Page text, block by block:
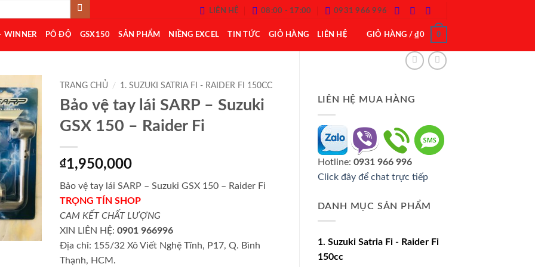
LIÊN HỆ 08:00 - 17:00 0931 966 996
WINNER PÔ ĐỘ GSX150 SẢN PHẨM NIỀNG EXCEL TIN TỨC GIỎ HÀNG LIÊN HỆ GIỎ HÀNG /₫0 0
LIÊN HỆ MUA HÀNG
Hotline: 0931 966 996
Click đây để chat trực tiếp
DANH MỤC SẢN PHẨM
1. Suzuki Satria Fi - Raider Fi
150cc
Add to
Wishlist
TRANG CHỦ / 1. SUZUKI SATRIA FI - RAIDER FI 150CC
Bảo vệ tay lái SARP – Suzuki
GSX 150 – Raider Fi
₫1,950,000
Bảo vệ tay lái SARP – Suzuki GSX 150 – Raider Fi
TRỌNG TÍN SHOP
CAM KẾT CHẤT LƯỢNG
XIN LIÊN HỆ: 0901 966996
Địa chỉ: 155/32 Xô Viết Nghệ Tĩnh, P17, Q. Bình
Thạnh, HCM.